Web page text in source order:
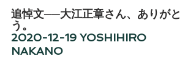
追悼文──大江正章さん、ありがと
う。
2020-12-19 YOSHIHIRO
NAKANO